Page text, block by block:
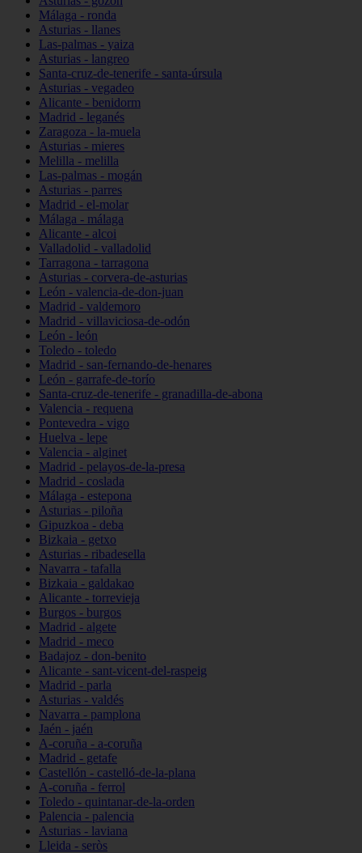
Málaga - ronda
Asturias - llanes
Las-palmas - yaiza
Asturias - langreo
Santa-cruz-de-tenerife - santa-úrsula
Asturias - vegadeo
Alicante - benidorm
Madrid - leganés
Zaragoza - la-muela
Asturias - mieres
Melilla - melilla
Las-palmas - mogán
Asturias - parres
Madrid - el-molar
Málaga - málaga
Alicante - alcoi
Valladolid - valladolid
Tarragona - tarragona
Asturias - corvera-de-asturias
León - valencia-de-don-juan
Madrid - valdemoro
Madrid - villaviciosa-de-odón
León - león
Toledo - toledo
Madrid - san-fernando-de-henares
León - garrafe-de-torío
Santa-cruz-de-tenerife - granadilla-de-abona
Valencia - requena
Pontevedra - vigo
Huelva - lepe
Valencia - alginet
Madrid - pelayos-de-la-presa
Madrid - coslada
Málaga - estepona
Asturias - piloña
Gipuzkoa - deba
Bizkaia - getxo
Asturias - ribadesella
Navarra - tafalla
Bizkaia - galdakao
Alicante - torrevieja
Burgos - burgos
Madrid - algete
Madrid - meco
Badajoz - don-benito
Alicante - sant-vicent-del-raspeig
Madrid - parla
Asturias - valdés
Navarra - pamplona
Jaén - jaén
A-coruña - a-coruña
Madrid - getafe
Castellón - castelló-de-la-plana
A-coruña - ferrol
Toledo - quintanar-de-la-orden
Palencia - palencia
Asturias - laviana
Lleida - seròs